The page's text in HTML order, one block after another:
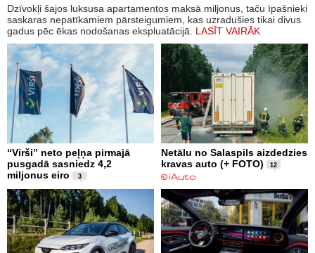
Dzīvokļi šajos luksusa apartamentos maksā miljonus, taču īpašnieki
saskaras nepatīkamiem pārsteigumiem, kas uzradušies tikai divus
gadus pēc ēkas nodošanas ekspluatācijā. LASĪT VAIRĀK
“Virši” neto peļņa pirmajā
pusgadā sasniedz 4,2
miljonus eiro
3
Netālu no Salaspils aizdedzies
kravas auto (+ FOTO)
12